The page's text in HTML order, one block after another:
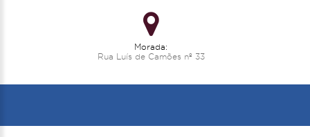
Morada:
Rua Luís de Camões nº 33